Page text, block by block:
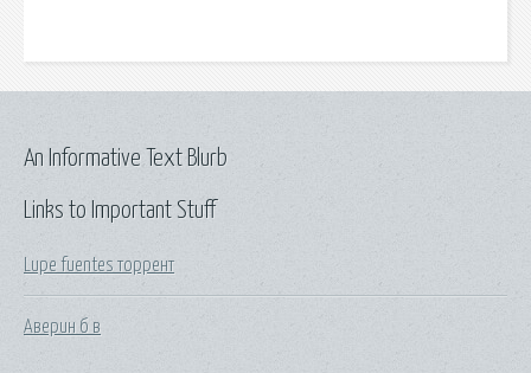
Links to Important Stuff
Lupe fuentes торрент
Аверин б в
An Informative Text Blurb